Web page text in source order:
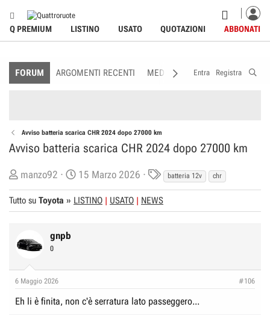
Q PREMIUM LISTINO USATO QUOTAZIONI ABBONATI
FORUM ARGOMENTI RECENTI MEDIA MEMBRI
Entra Registra
Avviso batteria scarica CHR 2024 dopo 27000 km
Avviso batteria scarica CHR 2024 dopo 27000 km
C
r
e
o
e
i
manzo92
D
a
t
z
15 Marzo 2026
T
a
g
batteria 12v chr
Tutto su Toyota » LISTINO USATO NEWS
gnpb
0
6 Maggio 2026 #106
Eh li è finita, non c'è serratura lato passeggero...